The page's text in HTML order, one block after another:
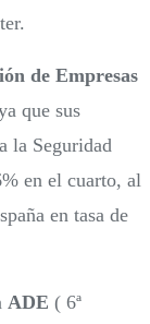
de Empresas
que sus
la Seguridad
en el cuarto, al
en tasa de
ADE ( 6ª